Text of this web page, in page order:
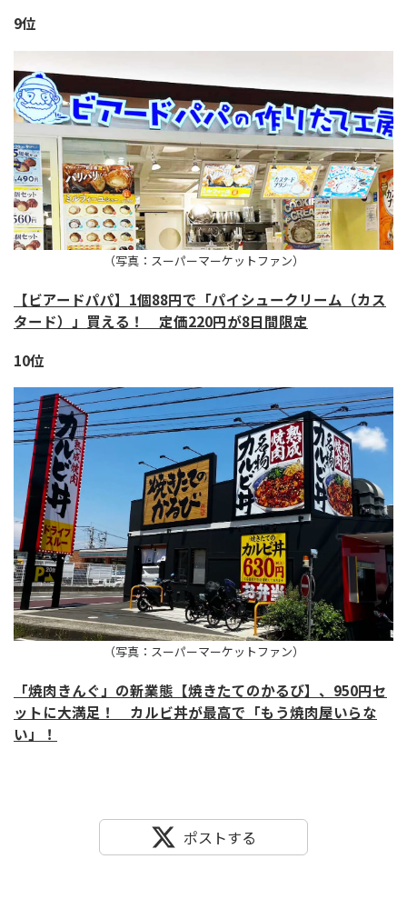
9位
（写真：スーパーマーケットファン）
【ビアードパパ】1個88円で「パイシュークリーム（カス
タード）」買える！ 定価220円が8日間限定
10位
（写真：スーパーマーケットファン）
「焼肉きんぐ」の新業態【焼きたてのかるび】、950円セ
ットに大満足！ カルビ丼が最高で「もう焼肉屋いらな
い」！
ポストする